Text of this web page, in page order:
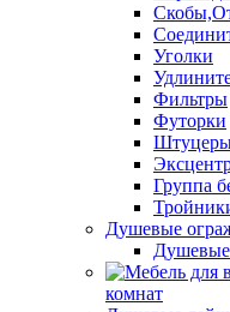
Уголки
Фильтры
Футорки
Группа
Душевые
Душевые
комнат